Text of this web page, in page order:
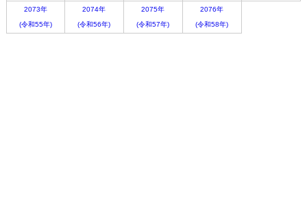
2073年
(令和55年)
2074年
(令和56年)
2075年
(令和57年)
2076年
(令和58年)